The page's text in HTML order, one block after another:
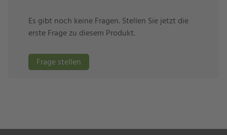
Es gibt noch keine Fragen. Stellen Sie jetzt die
erste Frage zu diesem Produkt.
Frage stellen